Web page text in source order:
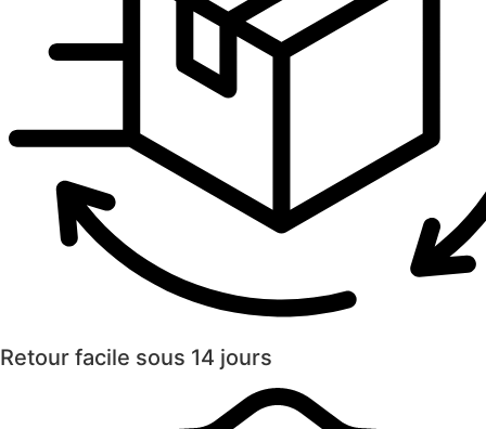
Retour facile sous 14 jours